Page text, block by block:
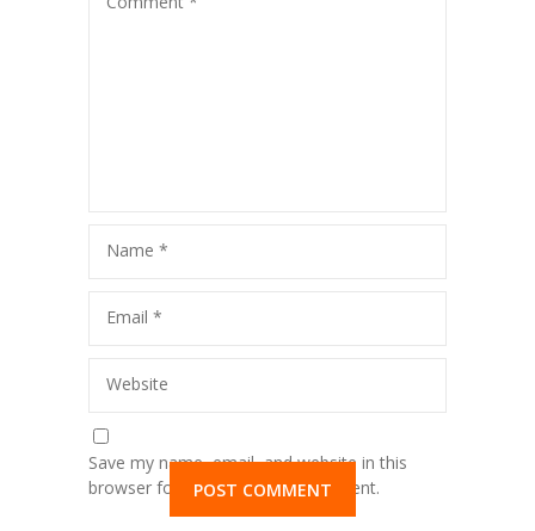
ravnotežu i
Name *
Email *
Website
Save my name, email, and website in this
browser for the next time I comment.